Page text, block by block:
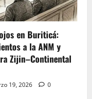
en Buriticá:
a la ANM y
Zijin–Continental
19, 2026 0